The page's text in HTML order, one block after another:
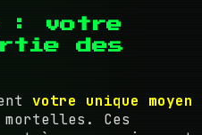
: votre
des
votre unique moyen
Ces